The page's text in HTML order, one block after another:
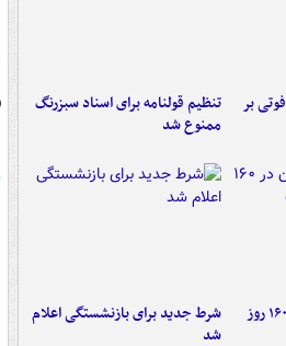
برخورد پراید با تیر برق ۲ فوتی بر
تنظیم قولنامه برای اسناد سبزرنگ
ممنوع شد
۶ دستاورد بزرگ ایران در ۱۶۰ روز
شرط جدید برای بازنشستگی اعلام
شد